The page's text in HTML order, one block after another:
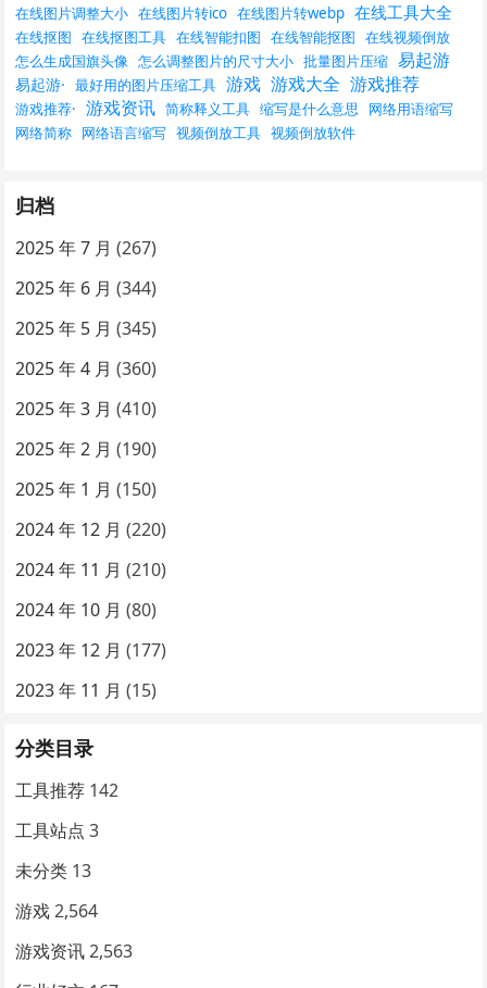
在线图片调整大小 在线图片转ico 在线图片转webp 在线工具大全
在线抠图 在线抠图工具 在线智能扣图 在线智能抠图 在线视频倒放
怎么生成国旗头像 怎么调整图片的尺寸大小 批量图片压缩 易起游
易起游· 最好用的图片压缩工具 游戏 游戏大全 游戏推荐
游戏推荐· 游戏资讯 简称释义工具 缩写是什么意思
网络用语缩写
网络简称 网络语言缩写 视频倒放工具 视频倒放软件
归档
2025 年 7 月 (267)
2025 年 6 月 (344)
2025 年 5 月 (345)
2025 年 4 月 (360)
2025 年 3 月 (410)
2025 年 2 月 (190)
2025 年 1 月 (150)
2024 年 12 月 (220)
2024 年 11 月 (210)
2024 年 10 月 (80)
2023 年 12 月 (177)
2023 年 11 月 (15)
分类目录
工具推荐 142
工具站点 3
未分类 13
游戏 2,564
游戏资讯 2,563